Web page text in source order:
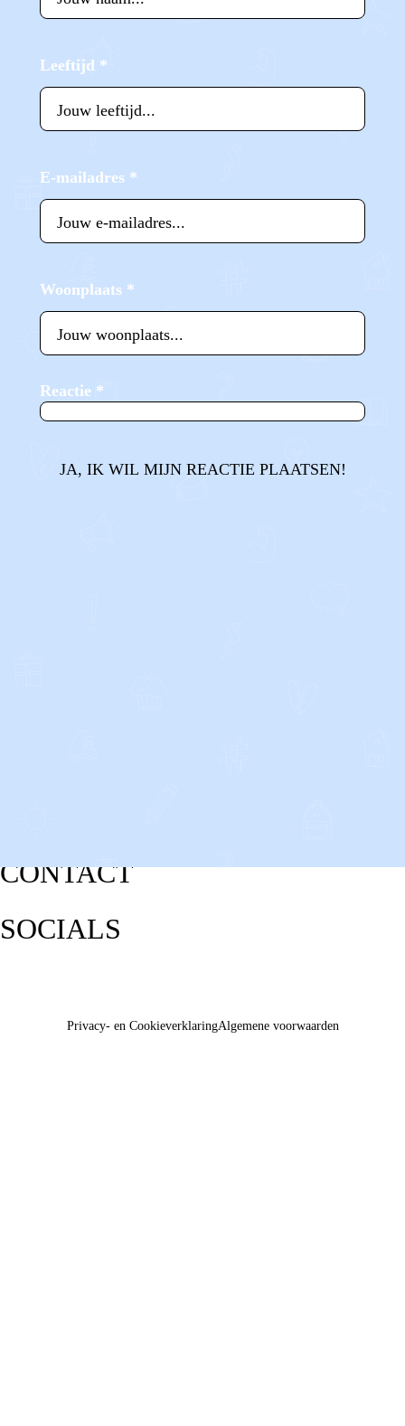
Leeftijd *
E-mailadres *
Woonplaats *
Reactie *
JA, IK WIL MIJN REACTIE PLAATSEN!
CONTACT
SOCIALS
Privacy- en CookieverklaringAlgemene voorwaarden